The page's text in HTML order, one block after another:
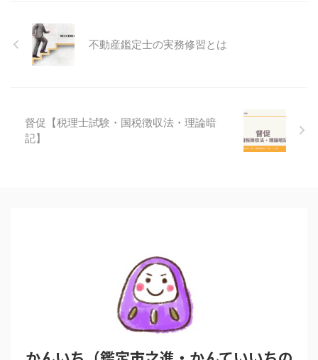
不動産鑑定士の実務修習とは
督促【税理士試験・国税徴収法・理論暗
記】